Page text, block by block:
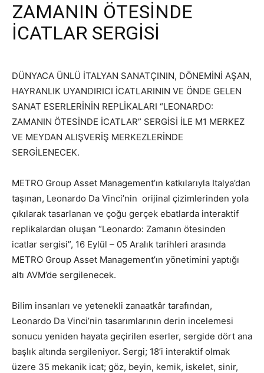
ZAMANIN ÖTESİNDE
İCATLAR SERGİSİ
DÜNYACA ÜNLÜ İTALYAN SANATÇININ, DÖNEMİNİ AŞAN,
HAYRANLIK UYANDIRICI İCATLARININ VE ÖNDE GELEN
SANAT ESERLERİNİN REPLİKALARI “LEONARDO:
ZAMANIN ÖTESİNDE İCATLAR” SERGİSİ İLE M1 MERKEZ
VE MEYDAN ALIŞVERİŞ MERKEZLERİNDE
SERGİLENECEK.
METRO Group Asset Management’ın katkılarıyla Italya’dan
taşınan, Leonardo Da Vinci’nin orijinal çizimlerinden yola
çıkılarak tasarlanan ve çoğu gerçek ebatlarda interaktif
replikalardan oluşan “Leonardo: Zamanın ötesinden
icatlar sergisi”, 16 Eylül – 05 Aralık tarihleri arasında
METRO Group Asset Management’ın yönetimini yaptığı
altı AVM’de sergilenecek.
Bilim insanları ve yetenekli zanaatkâr tarafından,
Leonardo Da Vinci’nin tasarımlarının derin incelemesi
sonucu yeniden hayata geçirilen eserler, sergide dört ana
başlık altında sergileniyor. Sergi; 18’i interaktif olmak
üzere 35 mekanik icat; göz, beyin, kemik, iskelet, sinir,